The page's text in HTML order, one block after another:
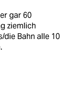
gar 60
ziemlich
die Bahn alle 10